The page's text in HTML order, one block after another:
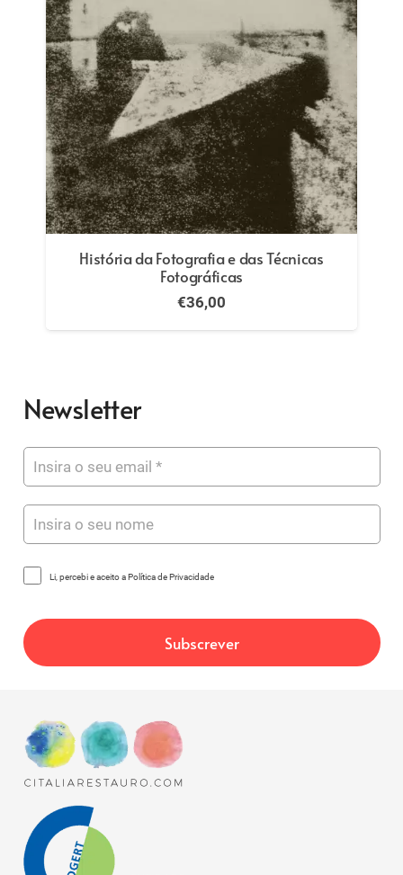
Curso Online: Organize e Preserve as
Suas Fotografias Digitais
€43,00
Newsletter
Li, percebi e aceito a Política de Privacidade